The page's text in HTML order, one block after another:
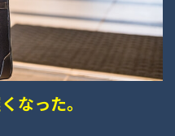
なった。